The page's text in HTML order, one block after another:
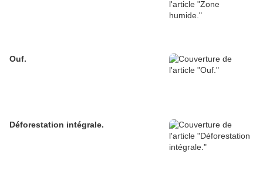
Ouf.
Déforestation intégrale.